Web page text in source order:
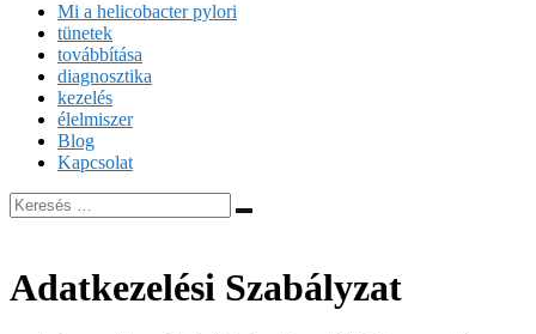
Mi a helicobacter pylori
tünetek
továbbítása
diagnosztika
kezelés
élelmiszer
Blog
Kapcsolat
Adatkezelési Szabályzat